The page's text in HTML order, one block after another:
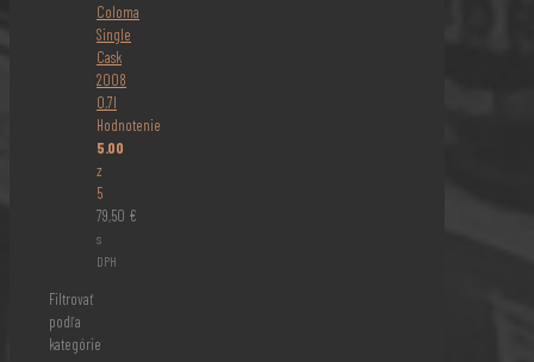
Coloma
Single
Cask
2008
0,7l
Hodnotenie
5.00
z
5
79,50 €
s
DPH
Filtrovať
podľa
kategórie